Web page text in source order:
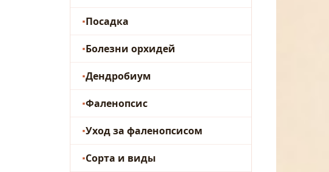
Посадка
Болезни орхидей
Дендробиум
Фаленопсис
Уход за фаленопсисом
Сорта и виды